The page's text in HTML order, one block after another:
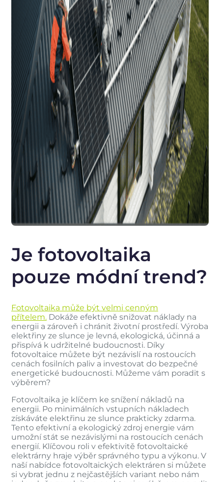
Je fotovoltaika
pouze módní trend?
Fotovoltaika může být velmi cenným
přítelem. Dokáže efektivně snižovat náklady na
energii a zároveň i chránit životní prostředí. Výroba
elektřiny ze slunce je levná, ekologická, účinná a
přispívá k udržitelné budoucnosti. Díky
fotovoltaice můžete být nezávislí na rostoucích
cenách fosilních paliv a investovat do bezpečné
energetické budoucnosti. Můžeme vám poradit s
výběrem?
Fotovoltaika je klíčem ke snížení nákladů na
energii. Po minimálních vstupních nákladech
získáváte elektřinu ze slunce prakticky zdarma.
Tento efektivní a ekologický zdroj energie vám
umožní stát se nezávislými na rostoucích cenách
energií. Klíčovou roli v efektivitě fotovoltaické
elektrárny hraje výběr správného typu a výkonu. V
naší nabídce fotovoltaických elektráren si můžete
si vybrat jednu z nejčastějších variant nebo nám